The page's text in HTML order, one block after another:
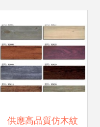
供應高品質仿木紋